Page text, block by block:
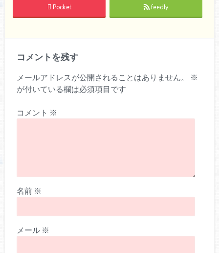
Pocket feedly
コメントを残す
メールアドレスが公開されることはありません。
※
が付いている欄は必須項目です
コメント ※
名前 ※
メール ※